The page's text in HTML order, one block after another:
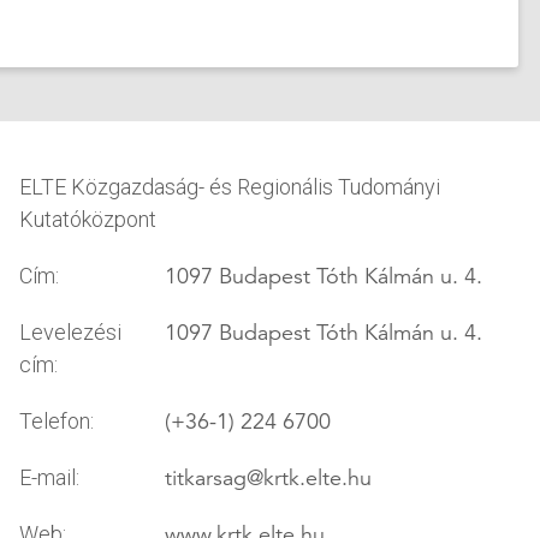
ELTE Közgazdaság- és Regionális Tudományi
Kutatóközpont
Cím: 1097 Budapest Tóth Kálmán u. 4.
Levelezési
cím:
1097 Budapest Tóth Kálmán u. 4.
Telefon: (+36-1) 224 6700
E-mail: titkarsag@krtk.elte.hu